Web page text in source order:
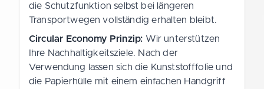
die Schutzfunktion selbst bei längeren
Transportwegen vollständig erhalten bleibt.
Circular Economy Prinzip: Wir unterstützen
Ihre Nachhaltigkeitsziele. Nach der
Verwendung lassen sich die Kunststofffolie und
die Papierhülle mit einem einfachen Handgriff